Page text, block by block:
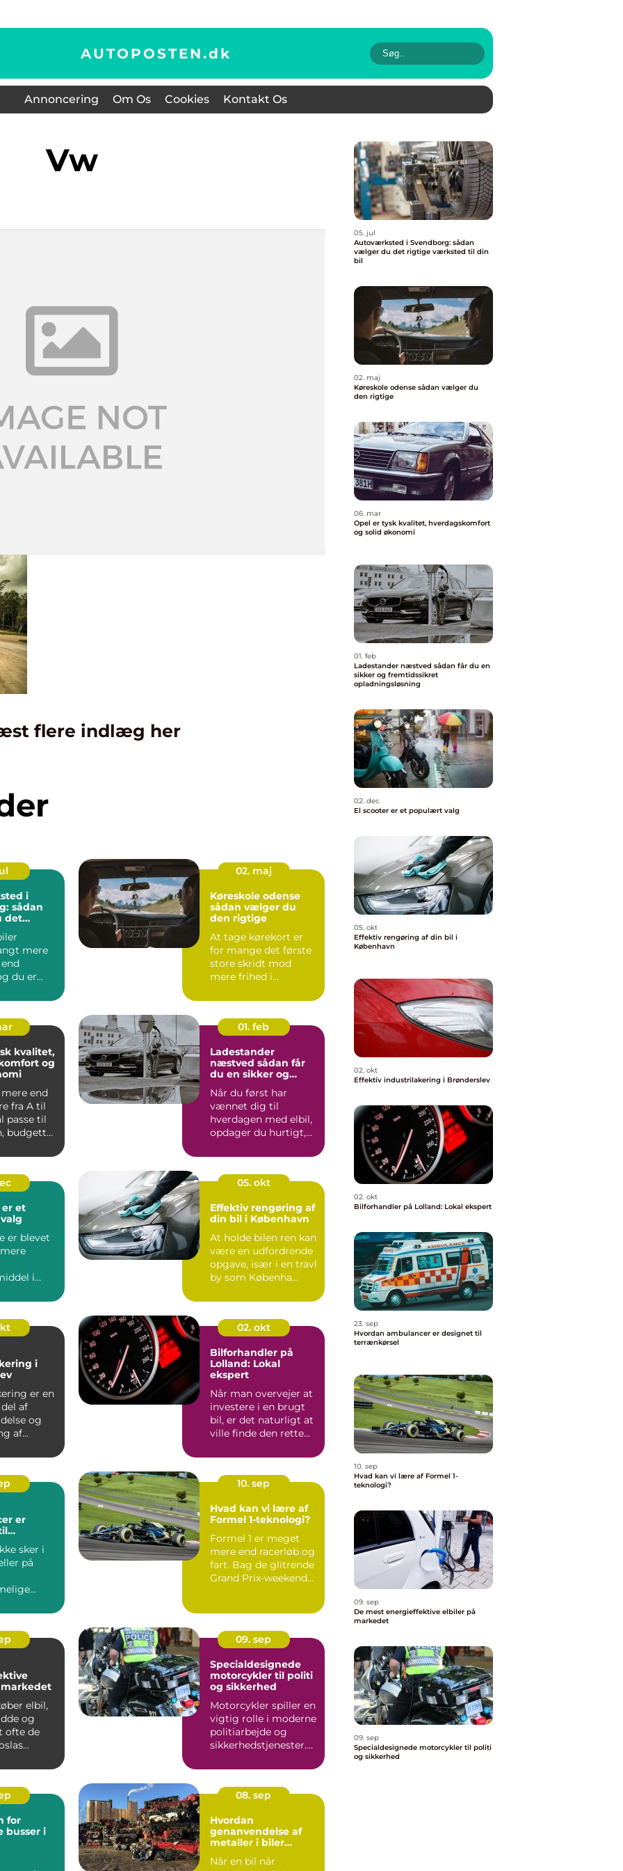
AUTOPOSTEN.dk
Annoncering Om Os Cookies Kontakt Os
vw
flere indlæg her
i
sådan
det
mere
du er
02. maj
Køreskole odense
sådan vælger du
den rigtige
At tage kørekort er
for mange det første
store skridt mod
mere frihed i
markedet for ...
kvalitet,
og
end
fra A til
passe til
budgettet
01. feb
Ladestander
næstved sådan får
du en sikker og
opladningsløsning
Når du først har
vænnet dig til
hverdagen med elbil,
opdager du hurtigt,
og hu...
er et
er blevet
i
05. okt
Effektiv rengøring af
din bil i København
At holde bilen ren kan
være en udfordrende
opgave, især i en travl
by som Københa...
i
er en
af
og
af
02. okt
Bilforhandler på
Lolland: Lokal
ekspert
Når man overvejer at
investere i en brugt
bil, er det naturligt at
ville finde den rette
er
sker i
på
10. sep
Hvad kan vi lære af
Formel 1-teknologi?
Formel 1 er meget
mere end racerløb og
fart. Bag de glitrende
Grand Prix-weekender
elbil,
og
ofte de
09. sep
Specialdesignede
motorcykler til politi
og sikkerhed
Motorcykler spiller en
vigtig rolle i moderne
politiarbejde og
sikkerhedstjenester.
for
busser i
08. sep
Hvordan
genanvendelse af
metaller i biler
Når en bil når
05. jul
Autoværksted i Svendborg: sådan
vælger du det rigtige værksted til din
bil
02. maj
Køreskole odense sådan vælger du
den rigtige
06. mar
Opel er tysk kvalitet, hverdagskomfort
og solid økonomi
01. feb
Ladestander næstved sådan får du en
sikker og fremtidssikret
opladningsløsning
02. dec
El scooter er et populært valg
05. okt
Effektiv rengøring af din bil i
København
02. okt
Effektiv industrilakering i Brønderslev
02. okt
Bilforhandler på Lolland: Lokal ekspert
23. sep
Hvordan ambulancer er designet til
terrænkørsel
10. sep
Hvad kan vi lære af Formel 1-
teknologi?
09. sep
De mest energieffektive elbiler på
markedet
09. sep
Specialdesignede motorcykler til politi
og sikkerhed